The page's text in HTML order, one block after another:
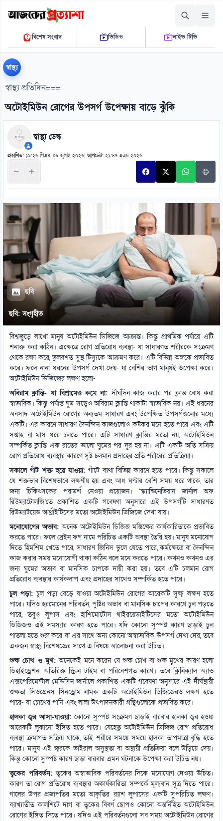
রোববার, ০৯ আগস্ট ২০২৬
০৩:৪৮:৪৪ পি.এম.THE DAILY AJKER PROTTASHA
বিশেষ সংবাদ ভিডিও লাইভ টিভি
স্বাস্থ্য
স্বাস্থ্য প্রতিদিন===
অটোইমিউন রোগের উপসর্গ উপেক্ষায় বাড়ে ঝুঁকি
স্বাস্থ্য ডেস্ক
প্রকাশিত: ১৯:২৬ পিএম, ০৮ জুলাই ২০২৬ |আপডেট: ২১:৪৭ এএম ২০২৬
ছবি
ছবি: সংগৃহীত
বিশ্বজুড়ে লাখো মানুষ অটোইমিউন ডিজিজে আক্রান্ত। কিন্তু প্রাথমিক পর্যায়ে এটি
শনাক্ত করা কঠিন। এক্ষেত্রে রোগ প্রতিরোধ ব্যবস্থা- যা সাধারণত শরীরকে সংক্রমণ
থেকে রক্ষা করে, ভুলবশত সুস্থ টিস্যুকে আক্রমণ করে। এটি বিভিন্ন অঙ্গকে প্রভাবিত
করে। ফলে নানা ধরনের উপসর্গ দেখা দেয়- যা বেশির ভাগ মানুষই উপেক্ষা করে।
অটোইমিউন ডিজিজের লক্ষণ হলো-
অবিরাম ক্লান্তি- যা বিশ্রামেও কমে না:দীর্ঘদিন কাজ করার পর ক্লান্ত বোধ করা
স্বাভাবিক। কিন্তু পর্যাপ্ত ঘুম সত্ত্বেও অবিরাম ক্লান্তি থাকাটা স্বাভাবিক নয়। এই ধরনের
অবসাদ অটোইমিউন রোগের অন্যতম সাধারণ এবং উপেক্ষিত উপসর্গগুলোর মধ্যে
একটি। এর কারণে সাধারণ দৈনন্দিন কাজগুলোও কষ্টকর মনে হতে পারে এবং এটি
সপ্তাহ বা মাস ধরে চলতে পারে। এটি সাধারণ ক্লান্তির মতো নয়, অটোইমিউন
সম্পর্কিত ক্লান্তি এক রাতের ভালো ঘুমের পর দূর হয় না। এটি একটি অতি সক্রিয়
রোগ প্রতিরোধ ব্যবস্থার কারণে সৃষ্ট চলমান প্রদাহের প্রতি শরীরের প্রতিক্রিয়া।
সকালে গাঁট শক্ত হয়ে যাওয়া:গাঁটে ব্যথা বিভিন্ন কারণে হতে পারে। কিন্তু সকালে
যে শক্তভাব বিশেষভাবে লক্ষণীয় হয় এবং আধ ঘণ্টার বেশি সময় ধরে থাকে, তার
জন্য চিকিৎসকের পরামর্শ নেওয়া প্রয়োজন। ‘স্ক্যান্ডিনেভিয়ান জার্নাল অফ
রিউম্যাটোলজি’তে প্রকাশিত একটি গবেষণা অনুসারে এই উপসর্গটি সাধারণত
রিউম্যাটয়েড আর্থ্রাইটিসের মতো অটোইমিউন ডিজিজে দেখা যায়।
মনোযোগের অভাব:অনেক অটোইমিউন ডিজিজ মস্তিষ্কের কার্যকারিতাকে প্রভাবিত
করতে পারে। ফলে ব্রেইন ফগ নামে পরিচিত একটি অবস্থা তৈরি হয়। মানুষ মনোযোগ
দিতে হিমশিম খেতে পারে, সাধারণ জিনিস ভুলে যেতে পারে, কর্মক্ষেত্রে বা দৈনন্দিন
কাজ করার সময় মনোযোগী থাকা কঠিন বলে মনে করতে পারে। কখনও কখনও এর
জন্য ঘুমের অভাব বা মানসিক চাপকে দায়ী করা হয়। তবে এটি চলমান রোগ
প্রতিরোধ ব্যবস্থার কার্যকলাপ এবং প্রদাহের সাথেও সম্পর্কিত হতে পারে।
চুল পড়া: চুল পড়া বেড়ে যাওয়া অটোইমিউন রোগের আরেকটি সূক্ষ্ম লক্ষণ হতে
পারে। যদিও হরমোনের পরিবর্তন, পুষ্টির অভাব বা মানসিক চাপের কারণে চুল পড়তে
পারে, তবুও লুপাস এবং হাশিমোটোস থাইরয়েডাইটিসের মতো অটোইমিউন
ডিজিজও এই সমস্যার কারণ হতে পারে। যদি কোনো সুস্পষ্ট কারণ ছাড়াই চুল
পাতলা হতে শুরু করে বা এর সাথে অন্য কোনো অস্বাভাবিক উপসর্গ দেখা দেয়, তবে
একজন স্বাস্থ্য বিশেষজ্ঞের সাথে এ বিষয়ে আলোচনা করা উচিত।
শুষ্ক চোখ ও মুখ:অনেকেই মনে করেন যে শুষ্ক চোখ বা শুষ্ক মুখের কারণ হলো
ডিহাইড্রেশন, অতিরিক্ত স্ক্রিন টাইম বা পরিবেশগত কারণ। তবে ক্লিনিক্যাল অ্যান্ড
এক্সপেরিমেন্টাল মেডিসিন জার্নালে প্রকাশিত একটি গবেষণা অনুসারে এই দীর্ঘস্থায়ী
শুষ্কতা সিওগ্রেনস সিনড্রোম নামক একটি অটোইমিউন ডিজিজেরও লক্ষণ হতে
পারে- যা চোখের পানি এবং লালা উৎপাদনকারী গ্রন্থিগুলোকে প্রভাবিত করে।
হালকা জ্বর আসা-যাওয়া:কোনো সুস্পষ্ট সংক্রমণ ছাড়াই বারবার হালকা জ্বর হওয়া
আরেকটি লুকানো ইঙ্গিত হতে পারে। যেহেতু অটোইমিউন ডিজিজ রোগ প্রতিরোধ
ব্যবস্থা ক্রমাগত সক্রিয় থাকে, তাই শরীরে সময়ে সময়ে হালকা তাপমাত্রা বৃদ্ধি হতে
পারে। মানুষ এই জ্বরকে ভাইরাল অসুস্থতা বা অস্থায়ী প্রতিক্রিয়া বলে উড়িয়ে দেয়।
কিন্তু কোনো সুস্পষ্ট কারণ ছাড়া বারবার এমন ঘটনাকে উপেক্ষা করা উচিত নয়।
ত্বকের পরিবর্তন:ত্বকের অস্বাভাবিক পরিবর্তনের দিকে মনোযোগ দেওয়া উচিত।
কারণ তা রোগ প্রতিরোধ ব্যবস্থার অকার্যকারিতা সম্পর্কে মূল্যবান সূত্র দিতে পারে।
গালের উপর প্রজাপতির মতো আকৃতির র‌্যাশ লুপাসের একটি সুপরিচিত লক্ষণ।
ব্যাখ্যাতীত কালশিটে দাগ বা ত্বকের বিবর্ণ ছোপও কোনো অন্তর্নিহিত অটোইমিউন
রোগের ইঙ্গিত দিতে পারে। যদিও এই পরিবর্তনগুলো সব সময় অটোইমিউন রোগের